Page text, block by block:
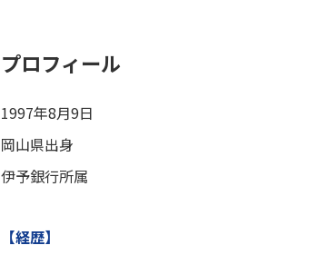
プロフィール
1997年8月9日
岡山県出身
伊予銀行所属
【経歴】